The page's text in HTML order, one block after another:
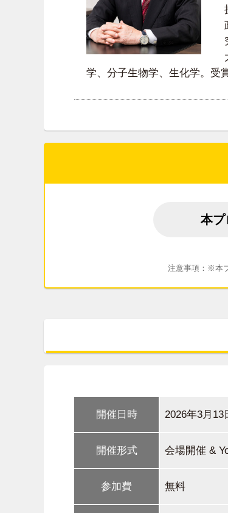
学、分子生物学、生化学。受
本プ
注意事項：※本
開催日時 2026年3月13
開催形式 会場開催 &
参加費 無料